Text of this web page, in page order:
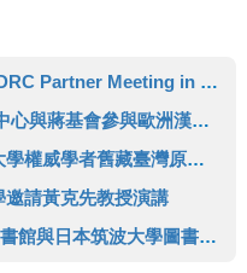
Partner Meeting in Europe
漢學學會雙年會 推廣臺灣人文領域研究成果
民史料 達成徵集三代傳承日本學者完整拼圖
邀請黃克先教授演講
館攜手成立「臺灣學術數位資源中心」(TADRC)